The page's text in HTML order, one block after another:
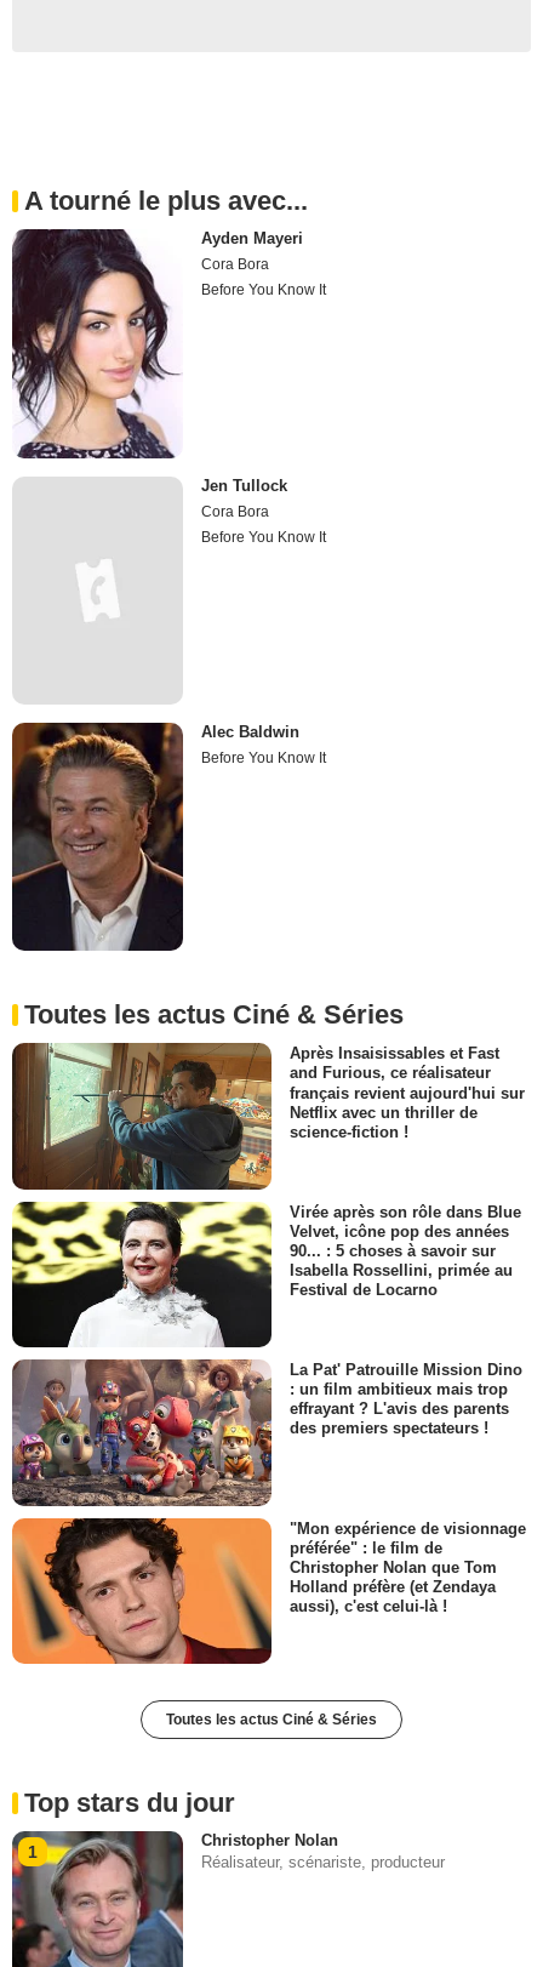
A tourné le plus avec...
Ayden Mayeri
Cora Bora
Before You Know It
Jen Tullock
Cora Bora
Before You Know It
Alec Baldwin
Before You Know It
Toutes les actus Ciné & Séries
Après Insaisissables et Fast
and Furious, ce réalisateur
français revient aujourd'hui sur
Netflix avec un thriller de
science-fiction !
Virée après son rôle dans Blue
Velvet, icône pop des années
90... : 5 choses à savoir sur
Isabella Rossellini, primée au
Festival de Locarno
La Pat' Patrouille Mission Dino
: un film ambitieux mais trop
effrayant ? L'avis des parents
des premiers spectateurs !
"Mon expérience de visionnage
préférée" : le film de
Christopher Nolan que Tom
Holland préfère (et Zendaya
aussi), c'est celui-là !
Toutes les actus Ciné & Séries
Top stars du jour
1
Christopher Nolan
Réalisateur, scénariste, producteur